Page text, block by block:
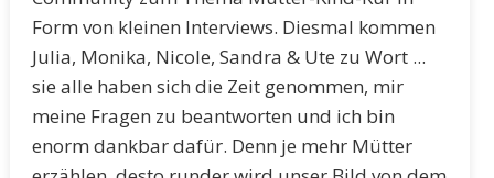
Form von kleinen Interviews. Diesmal kommen
Julia, Monika, Nicole, Sandra & Ute zu Wort ...
sie alle haben sich die Zeit genommen, mir
meine Fragen zu beantworten und ich bin
enorm dankbar dafür. Denn je mehr Mütter